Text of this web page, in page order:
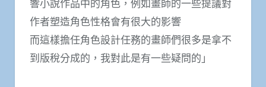
響小說作品中的角色，例如畫師的一些提議對
作者塑造角色性格會有很大的影響
而這樣擔任角色設計任務的畫師們很多是拿不
到版稅分成的，我對此是有一些疑問的」